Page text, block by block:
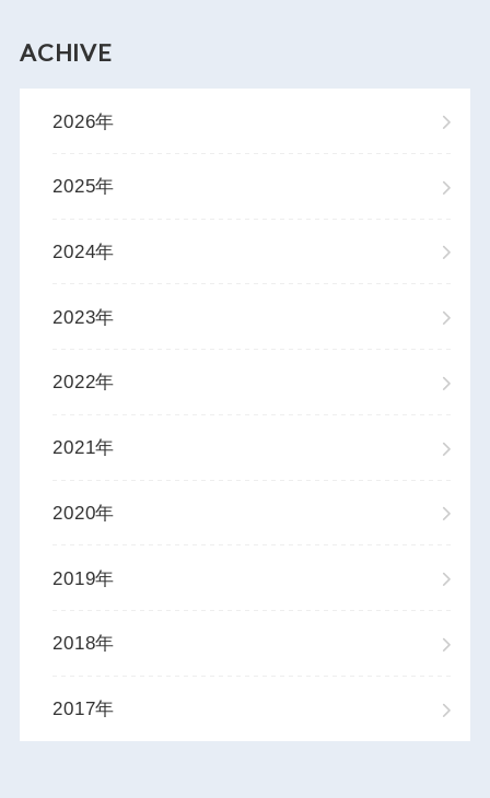
ACHIVE
2026年
2025年
2024年
2023年
2022年
2021年
2020年
2019年
2018年
2017年